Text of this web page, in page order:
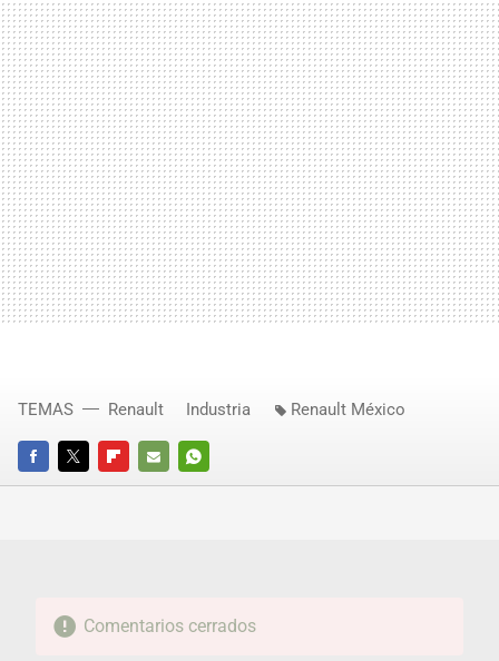
FACEBOOKTWITTERFLIPBOARD
E-
WHATSAPP
TEMAS Renault Industria Renault México
Comentarios cerrados